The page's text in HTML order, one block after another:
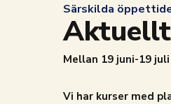
Särskilda
Mellan 19 juni-19
Vi har kurser med